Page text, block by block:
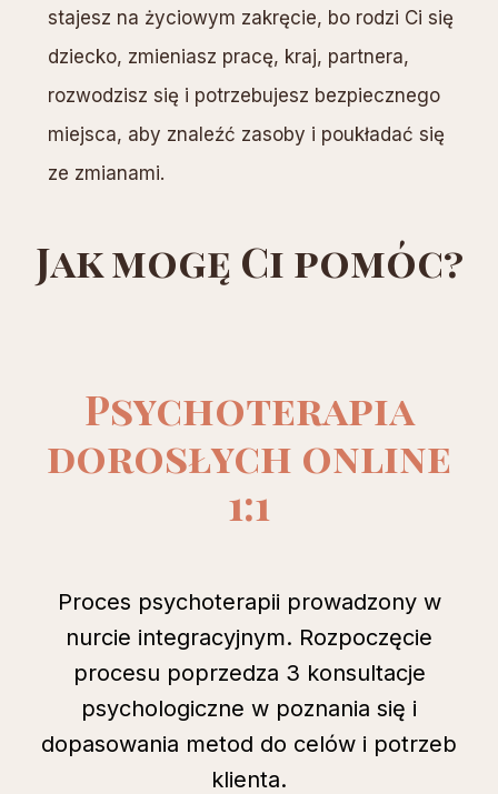
stajesz na życiowym zakręcie, bo rodzi Ci się
dziecko, zmieniasz pracę, kraj, partnera,
rozwodzisz się i potrzebujesz bezpiecznego
miejsca, aby znaleźć zasoby i poukładać się
ze zmianami.
Jak mogę Ci pomóc?
Psychoterapia
dorosłych online
1:1
Proces psychoterapii prowadzony w
nurcie integracyjnym. Rozpoczęcie
procesu poprzedza 3 konsultacje
psychologiczne w poznania się i
dopasowania metod do celów i potrzeb
klienta.